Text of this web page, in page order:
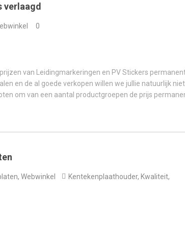
verlaagd
0
van Leidingmarkeringen en PV Stickers
en de al goede verkopen willen we jullie natuurlijk niet
om van een aantal productgroepen de prijs
, Webwinkel Kentekenplaathouder, Kwaliteit,